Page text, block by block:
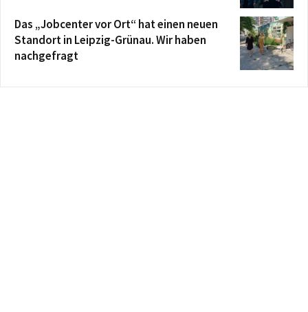
Das „Jobcenter vor Ort“ hat einen neuen
Standort in Leipzig-Grünau. Wir haben
nachgefragt